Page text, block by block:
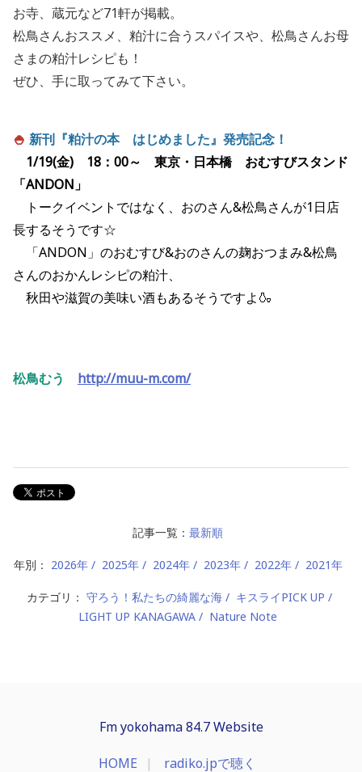
お寺、蔵元など71軒が掲載。
松鳥さんおススメ、粕汁に合うスパイスや、松鳥さんお母
さまの粕汁レシピも！
ぜひ、手に取ってみて下さい。
🍚 新刊『粕汁の本 はじめました』発売記念！
1/19(金) 18：00～ 東京・日本橋 おむすびスタンド
「ANDON」
トークイベントではなく、おのさん&松鳥さんが1日店
長するそうです☆
「ANDON」のおむすび&おのさんの麹おつまみ&松鳥
さんのおかんレシピの粕汁、
秋田や滋賀の美味い酒もあるそうですよ🍶
松鳥むう http://muu-m.com/
記事一覧： 最新順
年別： 2026年 2025年 2024年 2023年 2022年 2021年
カテゴリ： 守ろう！私たちの綺麗な海
キスライPICK UP
LIGHT UP KANAGAWA
Nature Note
Fm yokohama 84.7 Website
HOME radiko.jpで聴く